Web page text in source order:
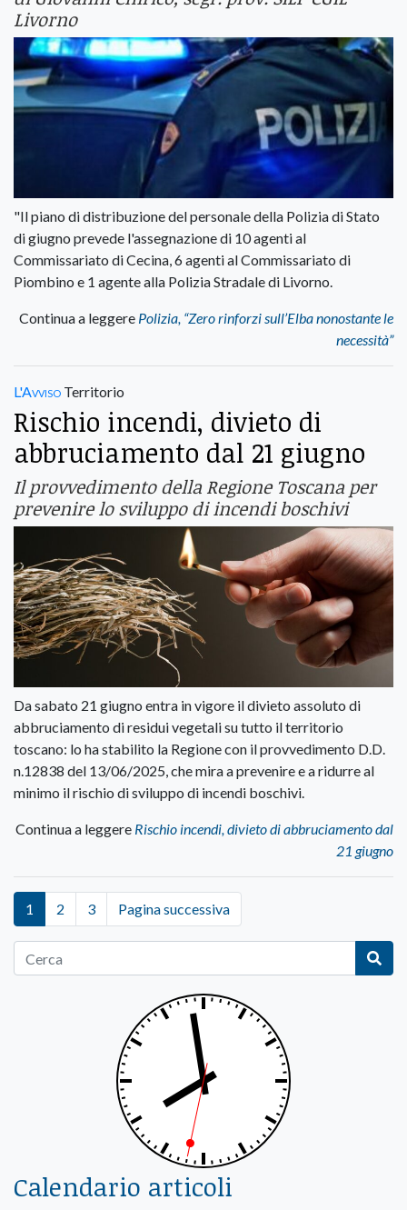
Livorno
"Il piano di distribuzione del personale della Polizia di Stato
di giugno prevede l'assegnazione di 10 agenti al
Commissariato di Cecina, 6 agenti al Commissariato di
Piombino e 1 agente alla Polizia Stradale di Livorno.
Continua a leggere Polizia, “Zero rinforzi sull’Elba nonostante le
necessità”
L'Avviso Territorio
Rischio incendi, divieto di
abbruciamento dal 21 giugno
Il provvedimento della Regione Toscana per
prevenire lo sviluppo di incendi boschivi
Da sabato 21 giugno entra in vigore il divieto assoluto di
abbruciamento di residui vegetali su tutto il territorio
toscano: lo ha stabilito la Regione con il provvedimento D.D.
n.12838 del 13/06/2025, che mira a prevenire e a ridurre al
minimo il rischio di sviluppo di incendi boschivi.
Continua a leggere Rischio incendi, divieto di abbruciamento dal
21 giugno
1 2 3 Pagina successiva
Calendario articoli